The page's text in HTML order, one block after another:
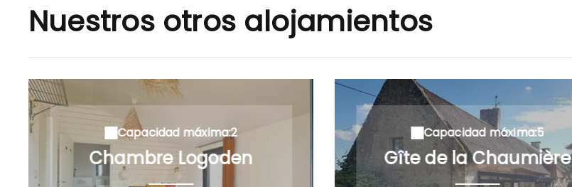
Nuestros otros alojamientos
Capacidad máxima:2
Chambre Logoden
Capacidad máxima:5
Gîte de la Chaumière